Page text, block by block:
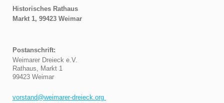
Historisches Rathaus
Markt 1, 99423 Weimar
Postanschrift:
Weimarer Dreieck e.V.
Rathaus, Markt 1
99423 Weimar
vorstand@weimarer-dreieck.org